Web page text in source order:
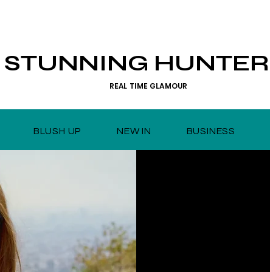
STUNNING HUNTER
REAL TIME GLAMOUR
BLUSH UP NEW IN BUSINESS